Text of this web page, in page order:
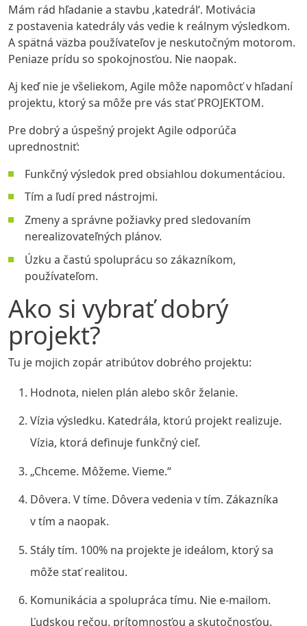
Mám rád hľadanie a stavbu ‚katedrál‘. Motivácia
z postavenia katedrály vás vedie k reálnym výsledkom.
A spätná väzba používateľov je neskutočným motorom.
Peniaze prídu so spokojnosťou. Nie naopak.
Aj keď nie je všeliekom, Agile môže napomôcť v hľadaní
projektu, ktorý sa môže pre vás stať PROJEKTOM.
Pre dobrý a úspešný projekt Agile odporúča
uprednostniť:
Funkčný výsledok pred obsiahlou dokumentáciou.
Tím a ľudí pred nástrojmi.
Zmeny a správne požiavky pred sledovaním
nerealizovateľných plánov.
Úzku a častú spoluprácu so zákazníkom,
používateľom.
Ako si vybrať dobrý
projekt?
Tu je mojich zopár atribútov dobrého projektu:
Hodnota, nielen plán alebo skôr želanie.
Vízia výsledku. Katedrála, ktorú projekt realizuje.
Vízia, ktorá definuje funkčný cieľ.
„Chceme. Môžeme. Vieme.“
Dôvera. V tíme. Dôvera vedenia v tím. Zákazníka
v tím a naopak.
Stály tím. 100% na projekte je ideálom, ktorý sa
môže stať realitou.
Komunikácia a spolupráca tímu. Nie e-mailom.
Ľudskou rečou, prítomnosťou a skutočnosťou.